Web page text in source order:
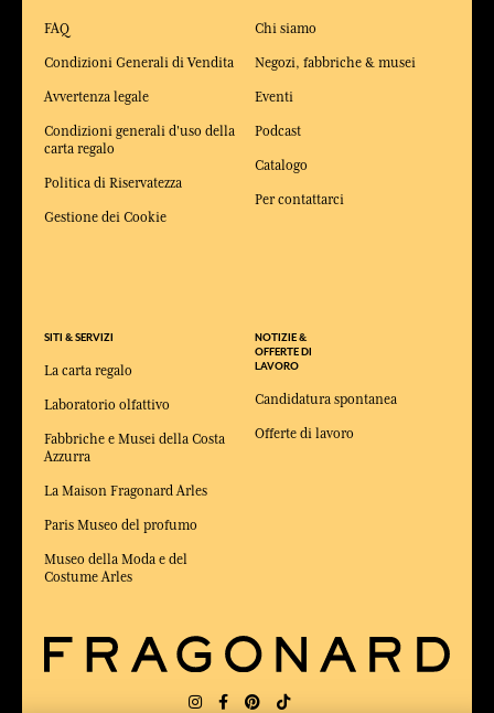
FAQ
Condizioni Generali di Vendita
Avvertenza legale
Condizioni generali d'uso della
carta regalo
Politica di Riservatezza
Gestione dei Cookie
SITI & SERVIZI
La carta regalo
Laboratorio olfattivo
Fabbriche e Musei della Costa
Azzurra
La Maison Fragonard Arles
Paris Museo del profumo
Museo della Moda e del
Costume Arles
Chi siamo
Negozi, fabbriche & musei
Eventi
Podcast
Catalogo
Per contattarci
NOTIZIE &
OFFERTE DI
LAVORO
Candidatura spontanea
Offerte di lavoro